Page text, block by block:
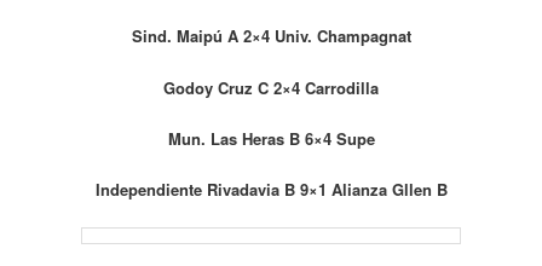
Sind. Maipú A 2×4 Univ. Champagnat
Godoy Cruz C 2×4 Carrodilla
Mun. Las Heras B 6×4 Supe
Independiente Rivadavia B 9×1 Alianza Gllen B